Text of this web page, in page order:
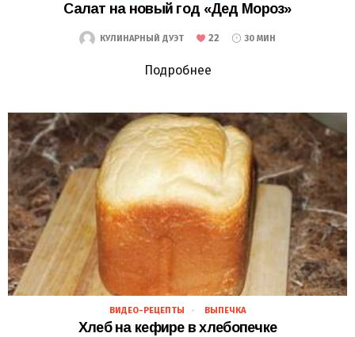
Салат на новый год «Дед Мороз»
КУЛИНАРНЫЙ ДУЭТ 22 30 МИН
Подробнее
05.12.2018
ВИДЕО-РЕЦЕПТЫ ВЫПЕЧКА
Хлеб на кефире в хлебопечке